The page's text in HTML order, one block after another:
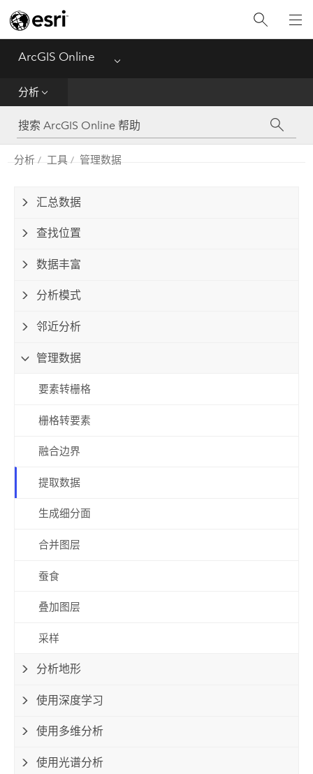
ArcGIS Online Menu
分析
入门
创建
分析
共享
管理数据
管理
参考
分析 工具 管理数据
汇总数据
查找位置
数据丰富
分析模式
邻近分析
管理数据
要素转栅格
栅格转要素
融合边界
提取数据
生成细分面
合并图层
蚕食
叠加图层
采样
分析地形
使用深度学习
使用多维分析
使用光谱分析